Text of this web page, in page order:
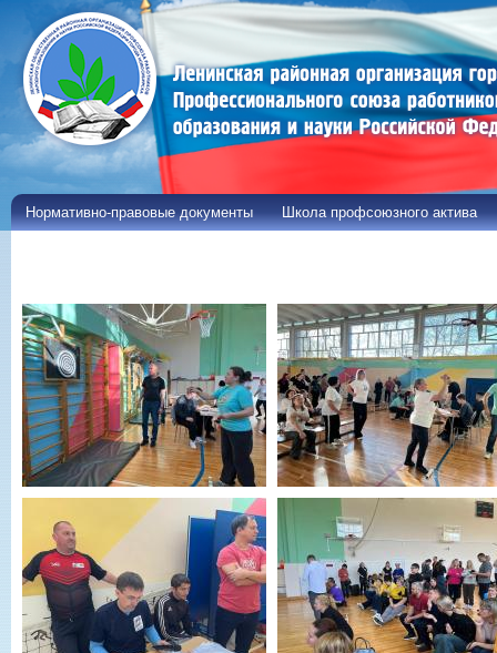
Нормативно-правовые документы Школа профсоюзного актива